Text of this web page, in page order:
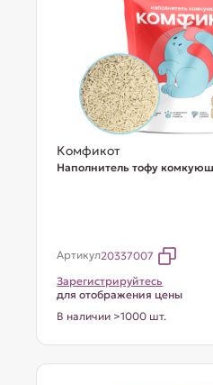
Комфикот
Наполнитель тофу
Артикул20337007
Зарегистрируйтесь
для отображения цены
В наличии >1000 шт.